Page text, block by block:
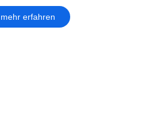
mehr erfahren